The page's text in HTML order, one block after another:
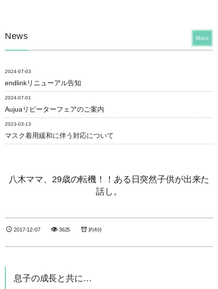
News
2024-07-03
endlinkリニューアル告知
2024-07-01
Aujuaリピーターフェアのご案内
2023-03-13
マスク着用緩和に伴う対応について
More
八木ママ、29歳の転機！！ある日突然子供が出来た
話し。
2017-12-07 3625 約4分
息子の成長と共に…